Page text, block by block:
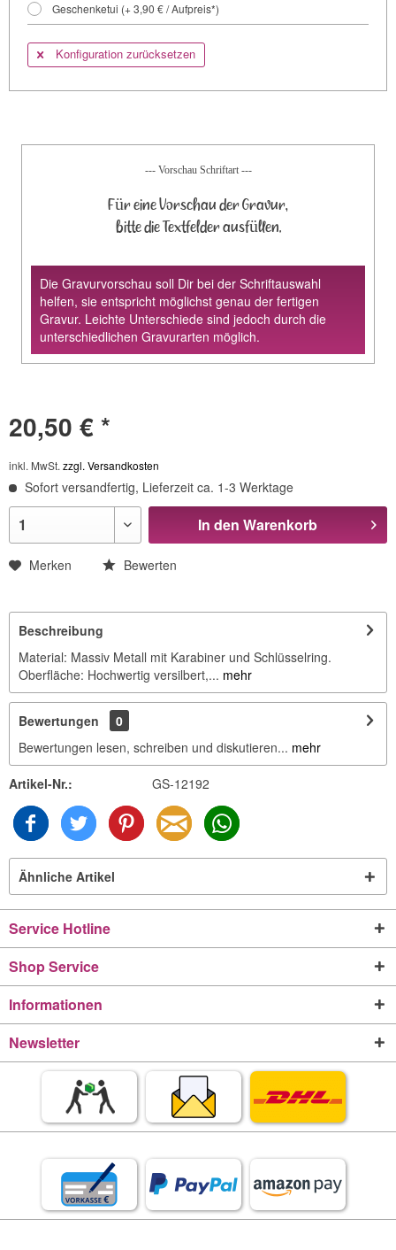
Geschenketui (+ 3,90 € / Aufpreis*)
Konfiguration zurücksetzen
--- Vorschau Schriftart ---
Für eine Vorschau der Gravur,
bitte die Textfelder ausfüllen.
Die Gravurvorschau soll Dir bei der Schriftauswahl
helfen, sie entspricht möglichst genau der fertigen
Gravur. Leichte Unterschiede sind jedoch durch die
unterschiedlichen Gravurarten möglich.
20,50 € *
inkl. MwSt.zzgl. Versandkosten
Sofort versandfertig, Lieferzeit ca. 1-3 Werktage
In den Warenkorb
Merken Bewerten
Beschreibung
Material: Massiv Metall mit Karabiner und Schlüsselring.
Oberfläche: Hochwertig versilbert,... mehr
Bewertungen
0
Bewertungen lesen, schreiben und diskutieren... mehr
Artikel-Nr.: GS-12192
Ähnliche Artikel
Service Hotline
Shop Service
Informationen
Newsletter